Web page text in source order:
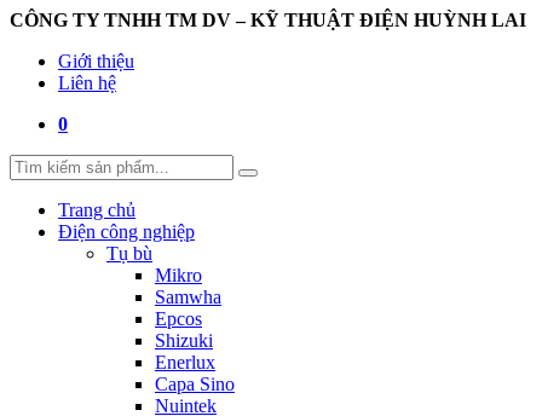
CÔNG TY TNHH TM DV – KỸ THUẬT ĐIỆN HUỲNH LAI
Giới thiệu
Liên hệ
0
Trang chủ
Điện công nghiệp
Tụ bù
Mikro
Samwha
Epcos
Shizuki
Enerlux
Capa Sino
Nuintek